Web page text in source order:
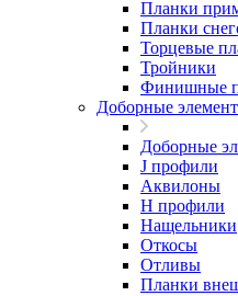
Планки
Планки
Торцевые
Тройники
Финишные
Доборные
Доборные
J профили
Аквилоны
Н профили
Нащельники
Откосы
Отливы
Планки